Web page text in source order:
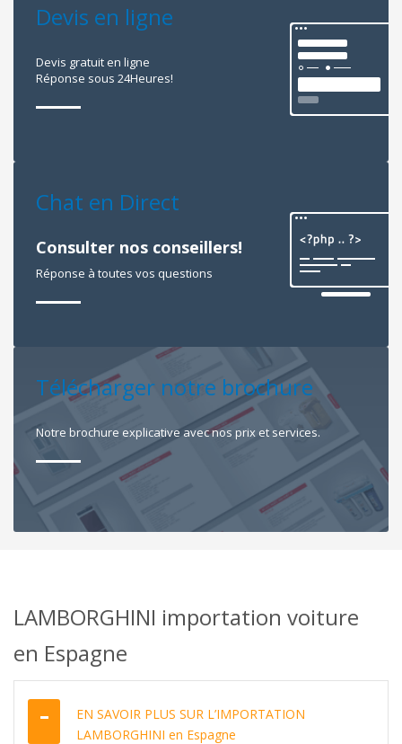
Devis en ligne
Devis gratuit en ligne
Réponse sous 24Heures!
Chat en Direct
Consulter nos conseillers!
Réponse à toutes vos questions
Télécharger notre brochure
Notre brochure explicative avec nos prix et services.
LAMBORGHINI importation voiture
en Espagne
EN SAVOIR PLUS SUR L’IMPORTATION
LAMBORGHINI en Espagne